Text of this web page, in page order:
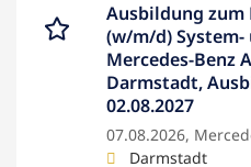
Ausbildung zum
(w/m/d)
Mercedes-Benz
Darmstadt,
02.08.2027
07.08.2026,
Darmstadt